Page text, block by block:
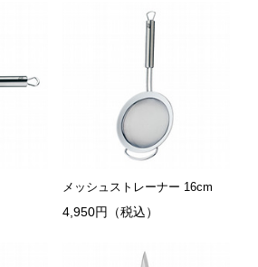
メッシュストレーナー 16cm
4,950円（税込）